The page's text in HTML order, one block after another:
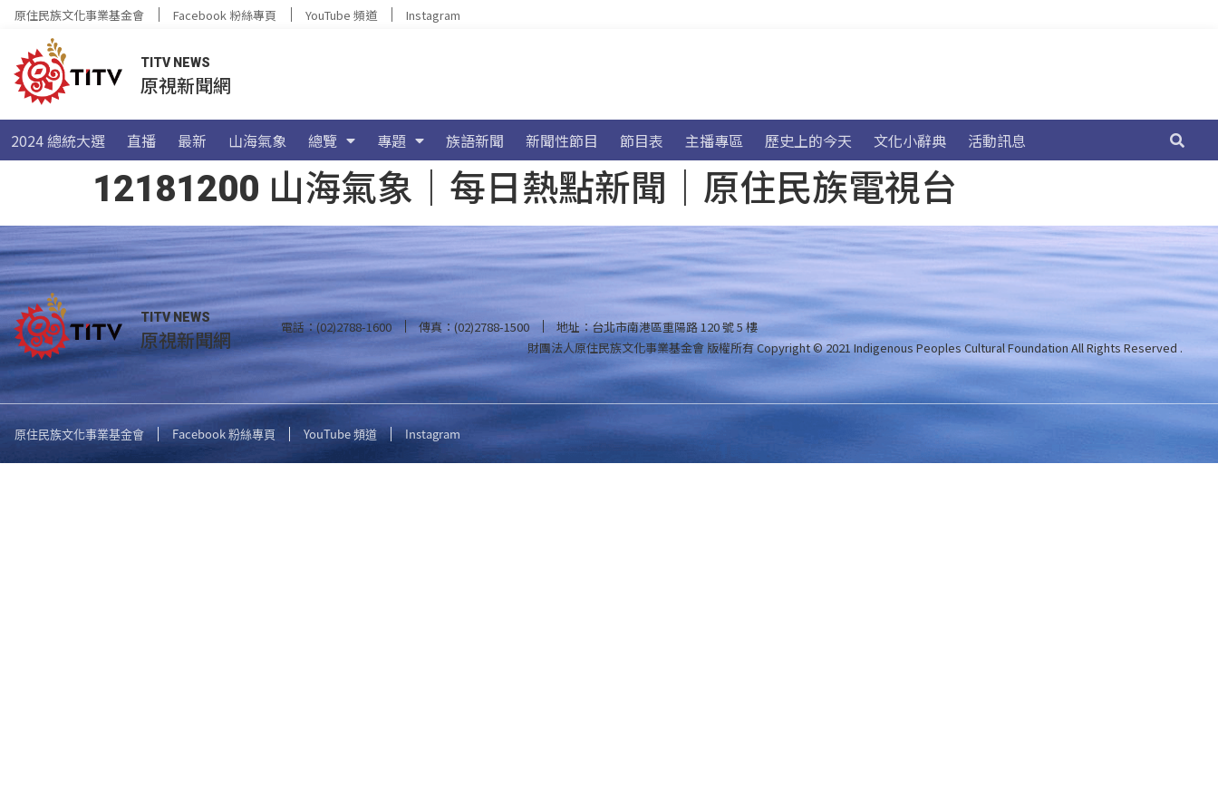
原住民族文化事業基金會 Facebook 粉絲專頁 YouTube 頻道 Instagram
TITV NEWS
原視新聞網
2024 總統大選 直播 最新 山海氣象 總覽 專題 族語新聞 新聞性節目 節目表 主播專區 歷史上的今天 文化小辭典 活動訊息
12181200 山海氣象｜每日熱點新聞｜原住民族電視台
TITV NEWS
原視新聞網 電話：(02)2788-1600 傳真：(02)2788-1500
地址：台北市南港區重陽路 120 號 5 樓
財團法人原住民族文化事業基金會 版權所有Copyright © 2021 Indigenous Peoples Cultural Foundation All Rights Reserved .
原住民族文化事業基金會 Facebook 粉絲專頁 YouTube 頻道 Instagram